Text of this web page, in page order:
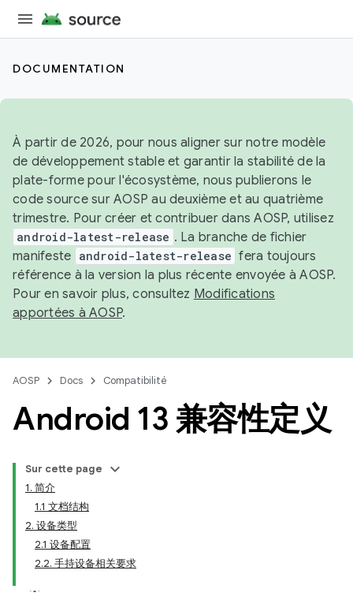
DOCUMENTATION
À partir de 2026, pour nous aligner sur notre modèle
de développement stable et garantir la stabilité de la
plate-forme pour l'écosystème, nous publierons le
code source sur AOSP au deuxième et au quatrième
trimestre. Pour créer et contribuer dans AOSP, utilisez
android-latest-release . La branche de fichier
manifeste android-latest-release fera toujours
référence à la version la plus récente envoyée à AOSP.
Pour en savoir plus, consultez Modifications
apportées à AOSP.
AOSP Docs Compatibilité
Android 13 兼容性定义
Sur cette page
1. 简介
1.1 文档结构
2. 设备类型
2.1 设备配置
2.2. 手持设备相关要求